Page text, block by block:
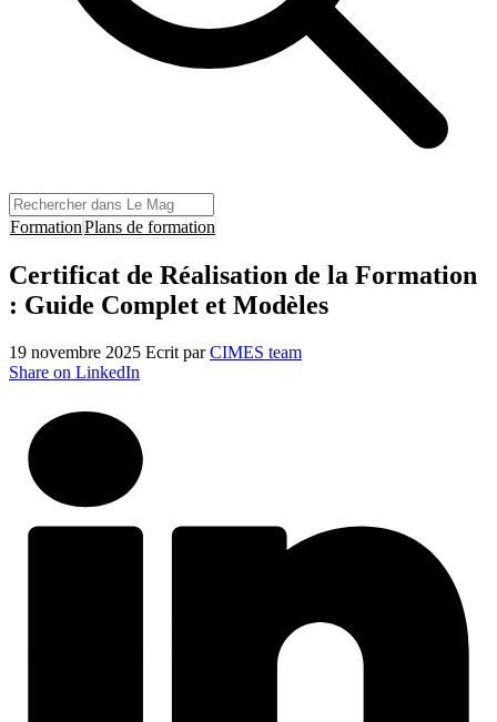
FormationPlans de formation
Certificat de Réalisation de la Formation
: Guide Complet et Modèles
19 novembre 2025 Ecrit parCIMES team
Share on LinkedIn